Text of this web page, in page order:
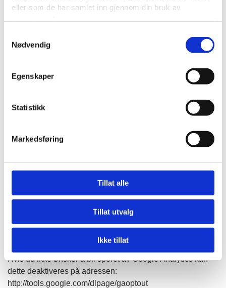
eller som de har samlet inn gjennom din bruk av
Nødvendig
Egenskaper
Statistikk
Markedsføring
Tillat alle
Tillat utvalg
Ikke tillat
Gjøre det mulig for systemet å kjenne igjen faste
brukere for å kunne tilpasse tjenestene.
Iblant anvender vi tredjepartsinformasjonskapsler fra
andre firma for å gjøre markedsundersøkelser og
nettstedet.
Slik forhindrer du at
Du kan slette informasjonskapsler fra din harddisk når som
forsvinner. Du kan også endre innstillingene i din nettleser
slik at den ikke tillater at informasjonskapsler lagres på din
harddisk. Dette gir imidlertid dårligere funksjonalitet på
gjøre at deler av innhold og enkelte funksjoner ikke blir
tilgjengelige.
Hvis du ikke ønsker å bli sporet av Google Analytics kan
dette deaktiveres på adressen:
http://tools.google.com/dlpage/gaoptout